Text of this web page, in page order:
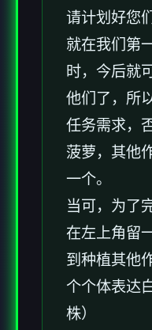
请计划好您
就在我们第
时，今后就
他们了，所
任务需求，
菠萝，其他
一个。
当可，为了
在左上角留
到种植其他
个个体表达
株）